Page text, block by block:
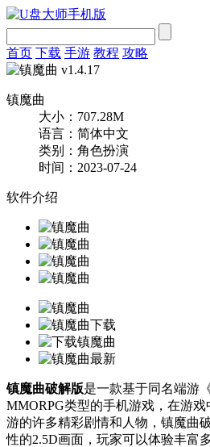
首页 下载 手游 教程 攻略
镇魔曲
大小：707.28M
语言：简体中文
类别：角色扮演
时间：2023-07-24
软件介绍
镇魔曲破解版是一款基于同名端游
MMORPG类型的手机游戏，在游
游的许多精彩剧情和人物，镇魔曲
性的2.5D画面，玩家可以体验丰富